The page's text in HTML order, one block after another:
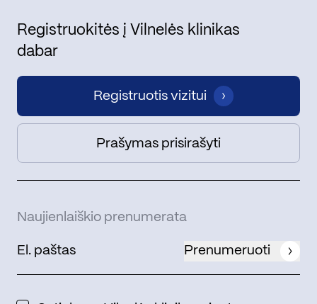
Registruokitės į Vilnelės klinikas
dabar
Registruotis vizitui
Prašymas prisirašyti
Naujienlaiškio prenumerata
Prenumeruoti